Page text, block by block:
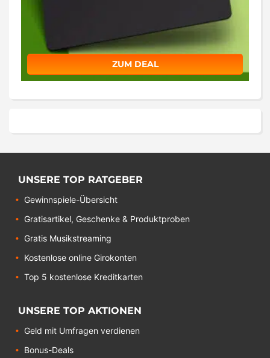
ZUM DEAL
UNSERE TOP RATGEBER
Gewinnspiele-Übersicht
Gratisartikel, Geschenke & Produktproben
Gratis Musikstreaming
Kostenlose online Girokonten
Top 5 kostenlose Kreditkarten
UNSERE TOP AKTIONEN
Geld mit Umfragen verdienen
Bonus-Deals